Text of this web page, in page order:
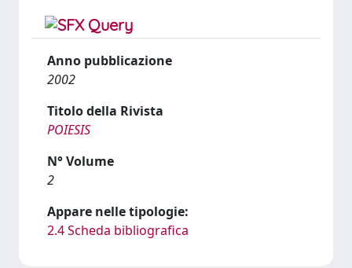
Anno pubblicazione
2002
Titolo della Rivista
POIESIS
N° Volume
2
Appare nelle tipologie:
2.4 Scheda bibliografica